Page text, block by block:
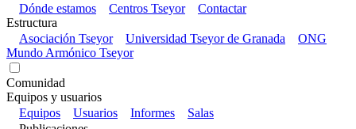
Dónde estamos
Centros Tseyor
Contactar
Estructura
Asociación Tseyor
Universidad Tseyor de Granada
ONG
Mundo Armónico Tseyor
Comunidad
Equipos y usuarios
Equipos
Usuarios Informes
Salas